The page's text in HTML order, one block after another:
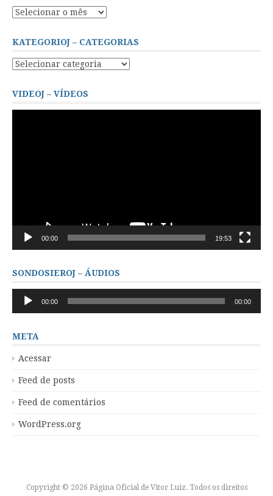
Arĥivoj
Arquivos
KATEGORIOJ – CATEGORIAS
Kategorioj
VIDEOJ – VÍDEOS
00:00 19:53
SONDOSIEROJ – ÁUDIOS
Tocador
00:00 00:00
META
Acessar
Feed de posts
Feed de comentários
WordPress.org
Copyright © 2026 Página Oficial de Vitor Luiz. Todos os direitos